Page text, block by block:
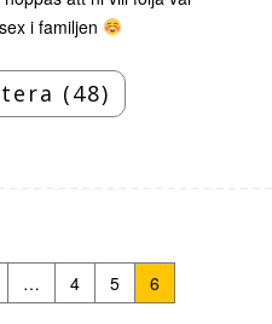
i familjen
(48)
… 4 5 6